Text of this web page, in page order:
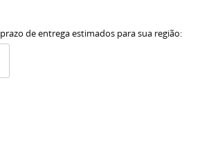
de entrega estimados para sua região: